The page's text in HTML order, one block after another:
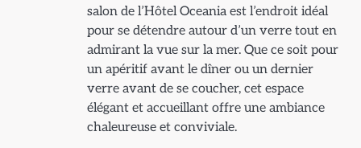
salon de l’Hôtel Oceania est l’endroit idéal
pour se détendre autour d’un verre tout en
admirant la vue sur la mer. Que ce soit pour
un apéritif avant le dîner ou un dernier
verre avant de se coucher, cet espace
élégant et accueillant offre une ambiance
chaleureuse et conviviale.